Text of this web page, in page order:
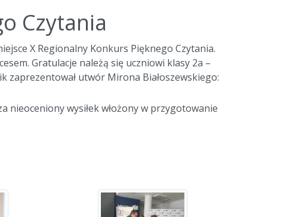
Czytania
X Regionalny Konkurs Pięknego Czytania.
Gratulacje należą się uczniowi klasy 2a –
zaprezentował utwór Mirona Białoszewskiego:
nieoceniony wysiłek włożony w przygotowanie